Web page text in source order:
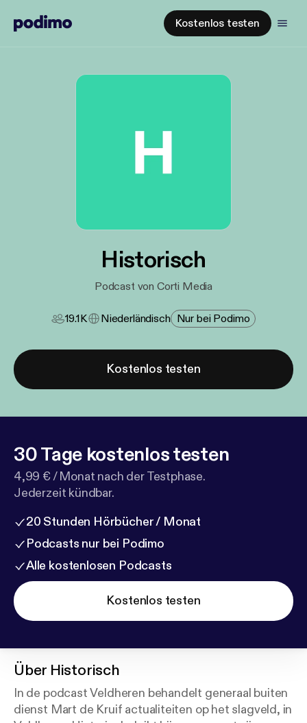
Kostenlos testen
Historisch
Podcast von Corti Media
19.1K Niederländisch Nur bei Podimo
Kostenlos testen
30 Tage kostenlos testen
4,99 € / Monat nach der Testphase.
Jederzeit kündbar.
20 Stunden Hörbücher / Monat
Podcasts nur bei Podimo
Alle kostenlosen Podcasts
Kostenlos testen
Über Historisch
In de podcast Veldheren behandelt generaal buiten
dienst Mart de Kruif actualiteiten op het slagveld, in